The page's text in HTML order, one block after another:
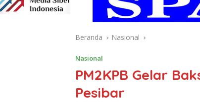
Beranda Nasional
Nasional
​PM2KPB Gelar
Pesibar